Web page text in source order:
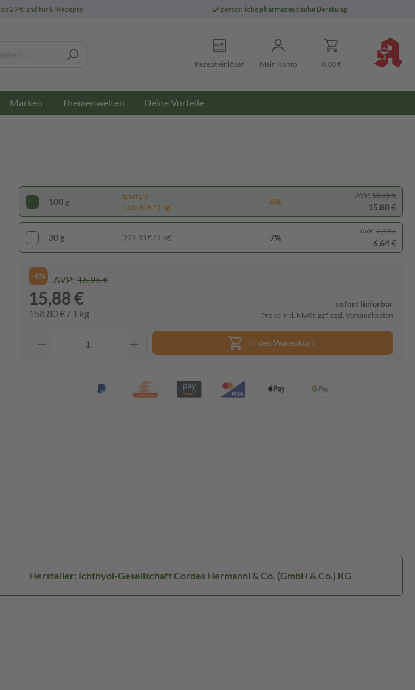
ab 29 € und für E-Rezepte persönliche pharmazeutische Beratung
Rezept einlösen Mein Konto 0,00 €
Marken Themenwelten Deine Vorteile
100 g
Spartipp
(158,80 € / 1 kg)
-6%
AVP: 16,95 €
15,88 €
30 g (221,33 € / 1 kg) -7%
AVP: 7,12 €
6,64 €
-6% AVP: 16,95 €
15,88 €
158,80 € / 1 kg
sofort lieferbar
Preise inkl. MwSt. ggf. zzgl. Versandkosten
In den Warenkorb
Hersteller: Ichthyol-Gesellschaft Cordes Hermanni & Co. (GmbH & Co.) KG